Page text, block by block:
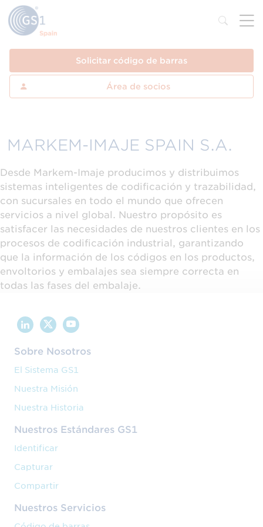
Solicitar código de barras
Área de socios
MARKEM-IMAJE SPAIN S.A.
Desde Markem-Imaje producimos y distribuimos
sistemas inteligentes de codificación y trazabilidad,
con sucursales en todo el mundo que ofrecen
servicios a nivel global. Nuestro propósito es
satisfacer las necesidades de nuestros clientes en los
procesos de codificación industrial, garantizando
que la información de los códigos en los productos,
envoltorios y embalajes sea siempre correcta en
todas las fases del embalaje.
Sobre Nosotros
El Sistema GS1
Nuestra Misión
Nuestra Historia
Nuestros Estándares GS1
Identificar
Capturar
Compartir
Nuestros Servicios